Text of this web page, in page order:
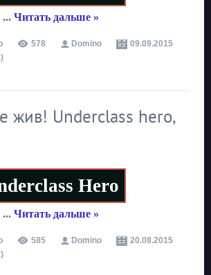
... Читать дальше »
578 Domino
09.09.2015
жив! Underclass hero,
Hero
... Читать дальше »
585 Domino
20.08.2015